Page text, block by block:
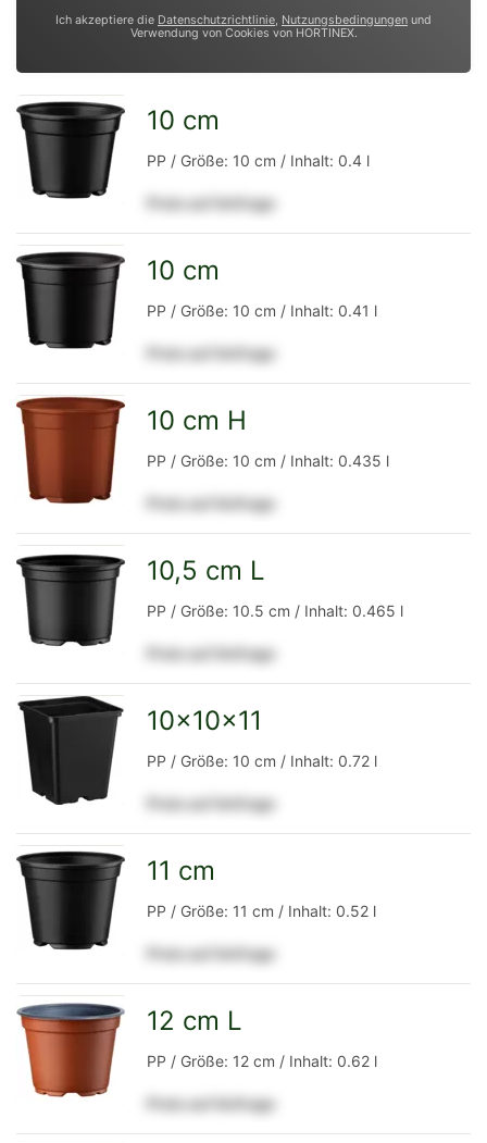
Ich akzeptiere die Datenschutzrichtlinie, Nutzungsbedingungen und
Verwendung von Cookies von HORTINEX.
Detailseite
10 cm
PP / Größe: 10 cm / Inhalt: 0.4 l
Preis auf Anfrage
Detailseite
10 cm
PP / Größe: 10 cm / Inhalt: 0.41 l
Preis auf Anfrage
Detailseite
10 cm H
PP / Größe: 10 cm / Inhalt: 0.435 l
Preis auf Anfrage
Detailseite
10,5 cm L
PP / Größe: 10.5 cm / Inhalt: 0.465 l
Preis auf Anfrage
Detailseite
10x10x11
PP / Größe: 10 cm / Inhalt: 0.72 l
Preis auf Anfrage
Detailseite
11 cm
PP / Größe: 11 cm / Inhalt: 0.52 l
Preis auf Anfrage
12 cm L
PP / Größe: 12 cm / Inhalt: 0.62 l
Preis auf Anfrage